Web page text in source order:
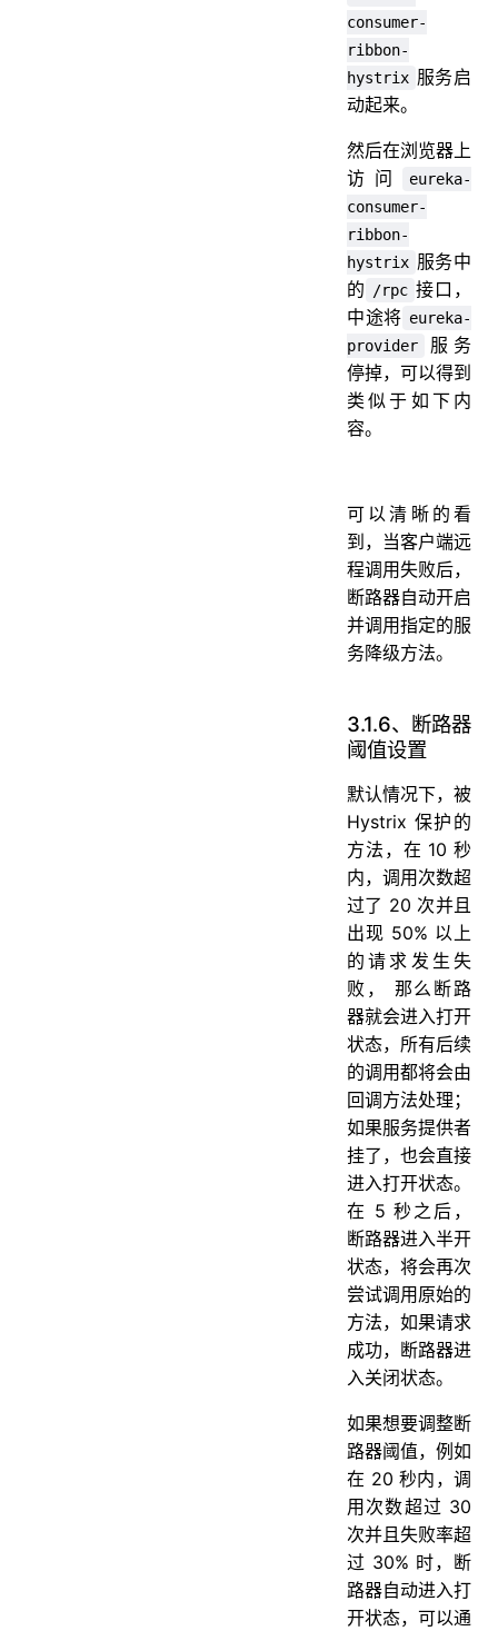
consumer-
ribbon-
hystrix 服务启
动起来。
然后在浏览器上
访问
eureka-
consumer-
ribbon-
hystrix 服务中
的 /rpc 接口，
中途将 eureka-
provider
服务
停掉，可以得到
类似于如下内
容。
可以清晰的看
到，当客户端远
程调用失败后，
断路器自动开启
并调用指定的服
务降级方法。
3.1.6、断路器
阈值设置
默认情况下，被
Hystrix 保护的
方法，在 10 秒
内，调用次数超
过了 20 次并且
出现 50% 以上
的请求发生失
败， 那么断路
器就会进入打开
状态，所有后续
的调用都将会由
回调方法处理；
如果服务提供者
挂了，也会直接
进入打开状态。
在 5 秒之后，
断路器进入半开
状态，将会再次
尝试调用原始的
方法，如果请求
成功，断路器进
入关闭状态。
如果想要调整断
路器阈值，例如
在 20 秒内，调
用次数超过 30
次并且失败率超
过 30% 时，断
路器自动进入打
开状态，可以通